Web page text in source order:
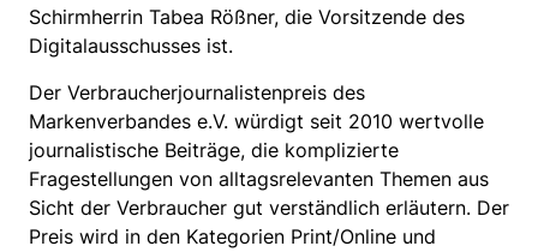
Schirmherrin Tabea Rößner, die Vorsitzende des
Digitalausschusses ist.
Der Verbraucherjournalistenpreis des
Markenverbandes e.V. würdigt seit 2010 wertvolle
journalistische Beiträge, die komplizierte
Fragestellungen von alltagsrelevanten Themen aus
Sicht der Verbraucher gut verständlich erläutern. Der
Preis wird in den Kategorien Print/Online und